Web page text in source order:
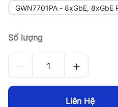
GWN7701PA - 8xGbE, 8xGbE
Số lượng
Liên Hệ